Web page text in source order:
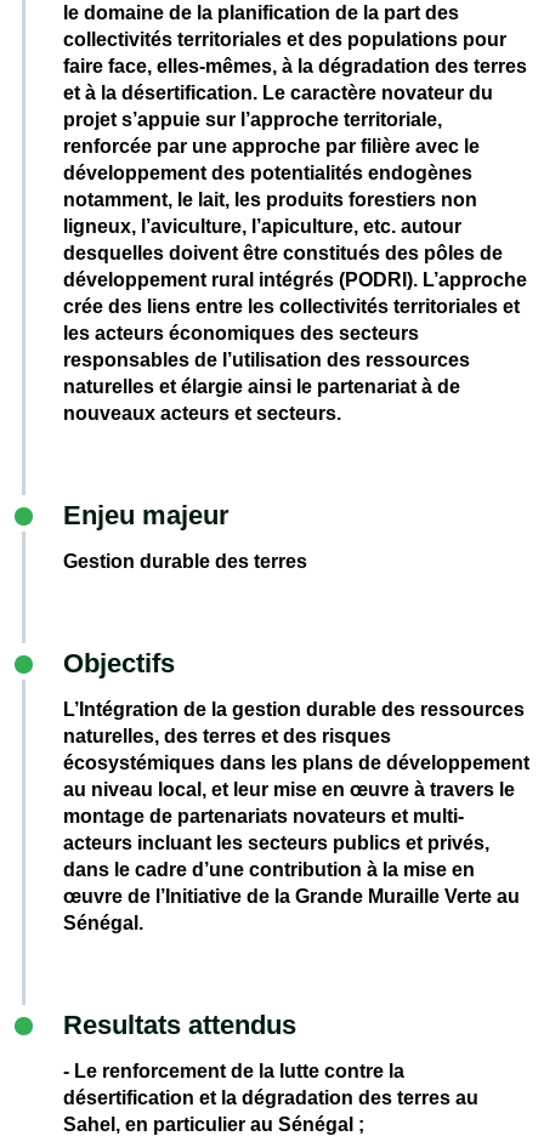
le domaine de la planification de la part des
collectivités territoriales et des populations pour
faire face, elles-mêmes, à la dégradation des terres
et à la désertification. Le caractère novateur du
projet s’appuie sur l’approche territoriale,
renforcée par une approche par filière avec le
développement des potentialités endogènes
notamment, le lait, les produits forestiers non
ligneux, l’aviculture, l’apiculture, etc. autour
desquelles doivent être constitués des pôles de
développement rural intégrés (PODRI). L’approche
crée des liens entre les collectivités territoriales et
les acteurs économiques des secteurs
responsables de l’utilisation des ressources
naturelles et élargie ainsi le partenariat à de
nouveaux acteurs et secteurs.
Enjeu majeur
Gestion durable des terres
Objectifs
L’Intégration de la gestion durable des ressources
naturelles, des terres et des risques
écosystémiques dans les plans de développement
au niveau local, et leur mise en œuvre à travers le
montage de partenariats novateurs et multi-
acteurs incluant les secteurs publics et privés,
dans le cadre d’une contribution à la mise en
œuvre de l’Initiative de la Grande Muraille Verte au
Sénégal.
Resultats attendus
- Le renforcement de la lutte contre la
désertification et la dégradation des terres au
Sahel, en particulier au Sénégal ;